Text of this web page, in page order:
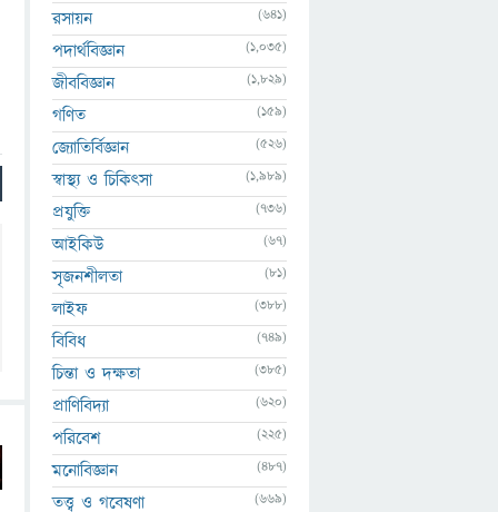
রসায়ন
(641)
পদার্থবিজ্ঞান (1,035)
জীববিজ্ঞান (1,829)
গণিত (159)
জ্যোতির্বিজ্ঞান (526)
স্বাস্থ্য ও চিকিৎসা (1,989)
প্রযুক্তি (736)
আইকিউ (67)
সৃজনশীলতা (81)
লাইফ (388)
বিবিধ (749)
চিন্তা ও দক্ষতা (385)
প্রাণিবিদ্যা (620)
পরিবেশ (225)
মনোবিজ্ঞান (487)
তত্ত্ব ও গবেষণা (669)